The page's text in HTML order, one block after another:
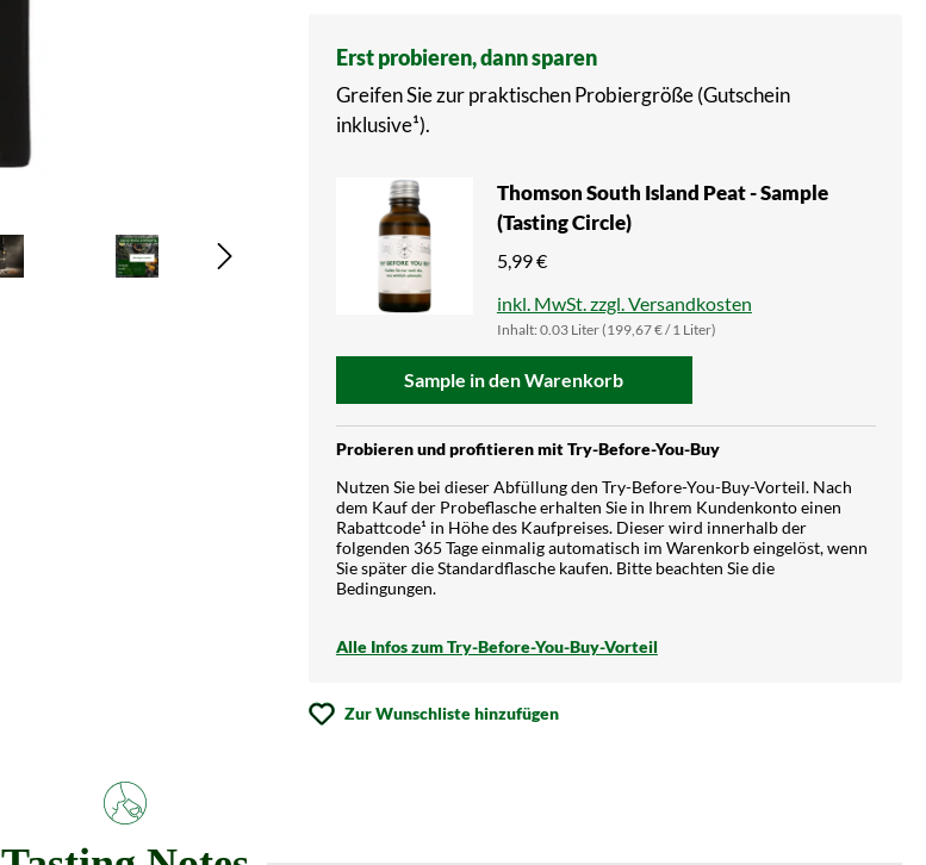
Erst probieren, dann sparen
Greifen Sie zur praktischen Probiergröße (Gutschein
inklusive¹).
Thomson South Island Peat - Sample
(Tasting Circle)
5,99 €
inkl. MwSt. zzgl. Versandkosten
Inhalt: 0.03 Liter(199,67 € / 1 Liter)
Sample in den Warenkorb
Probieren und profitieren mit Try-Before-You-Buy
Nutzen Sie bei dieser Abfüllung den Try-Before-You-Buy-Vorteil. Nach
dem Kauf der Probeflasche erhalten Sie in Ihrem Kundenkonto einen
Rabattcode¹ in Höhe des Kaufpreises. Dieser wird innerhalb der
folgenden 365 Tage einmalig automatisch im Warenkorb eingelöst, wenn
Sie später die Standardflasche kaufen. Bitte beachten Sie die
Bedingungen.
Alle Infos zum Try-Before-You-Buy-Vorteil
Zur Wunschliste hinzufügen